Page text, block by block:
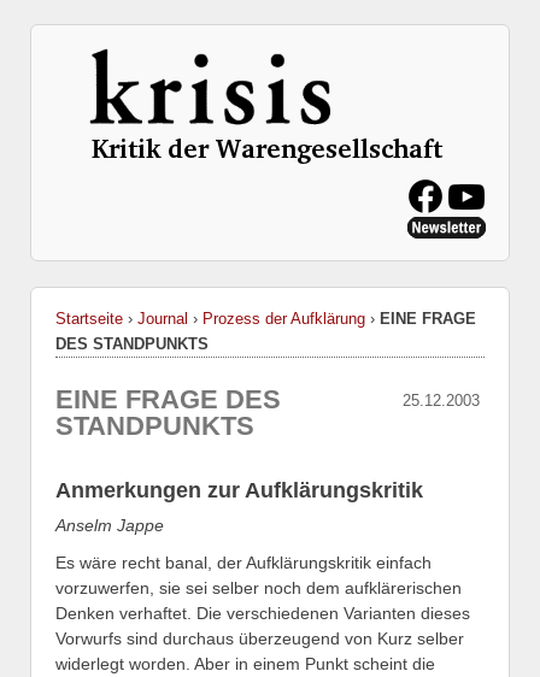
Startseite › Journal › Prozess der Aufklärung › EINE FRAGE
DES STANDPUNKTS
25.12.2003
EINE FRAGE DES
STANDPUNKTS
Anmerkungen zur Aufklärungskritik
Anselm Jappe
Es wäre recht banal, der Aufklärungskritik einfach
vorzuwerfen, sie sei selber noch dem aufklärerischen
Denken verhaftet. Die verschiedenen Varianten dieses
Vorwurfs sind durchaus überzeugend von Kurz selber
widerlegt worden. Aber in einem Punkt scheint die